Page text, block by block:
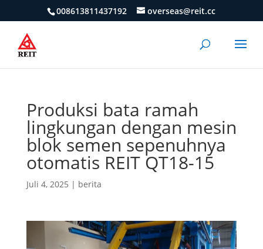
008613811437192 overseas@reit.cc
Produksi bata ramah
lingkungan dengan mesin
blok semen sepenuhnya
otomatis REIT QT18-15
Juli 4, 2025 | berita